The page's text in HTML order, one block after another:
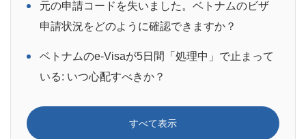
元の申請コードを失いました。ベトナムのビザ
申請状況をどのように確認できますか？
ベトナムのe-Visaが5日間「処理中」で止まって
いる: いつ心配すべきか？
すべて表示